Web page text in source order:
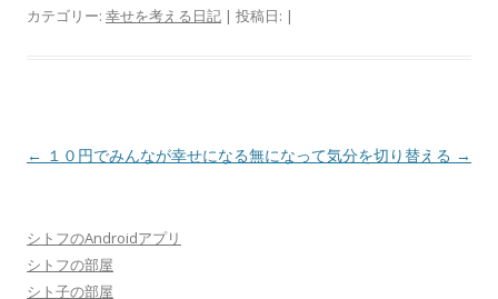
カテゴリー: 幸せを考える日記 | 投稿日: |
投
ビ
← １０円でみんなが幸せになる無になって気分を切り替える →
シトフのAndroidアプリ
シトフの部屋
シト子の部屋